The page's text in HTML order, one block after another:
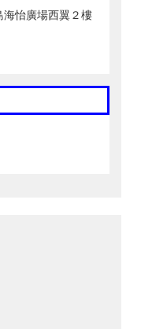
海怡廣場西翼２樓